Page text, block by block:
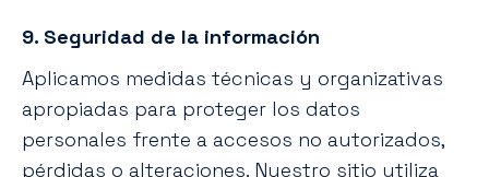
9. Seguridad de la información
Aplicamos medidas técnicas y organizativas
apropiadas para proteger los datos
personales frente a accesos no autorizados,
pérdidas o alteraciones. Nuestro sitio utiliza